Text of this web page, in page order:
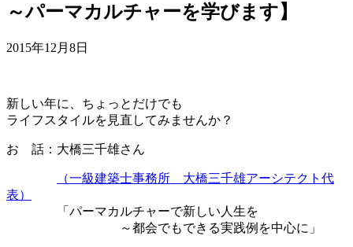
～パーマカルチャーを学びます】
2015年12月8日
新しい年に、ちょっとだけでも
ライフスタイルを見直してみませんか？
お 話：大橋三千雄さん
（一級建築士事務所 大橋三千雄アーシテクト代
表）
「パーマカルチャーで新しい人生を
～都会でもできる実践例を中心に」